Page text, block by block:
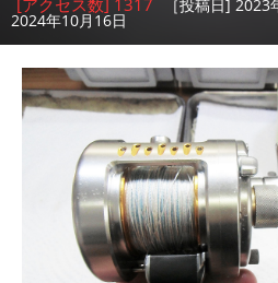
[アクセス数] 1317 ［投稿日]
2024年10月16日